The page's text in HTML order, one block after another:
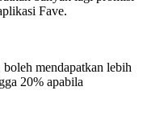
Fave.
mendapatkan lebih
20% apabila